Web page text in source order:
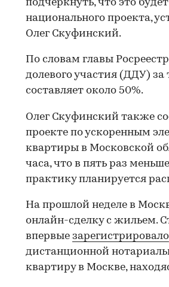
подчеркнуть, что это
национального проекта,
Олег Скуфинский.
По словам главы
долевого участия (ДДУ) за
составляет около 50%.
Олег Скуфинский также
проекте по ускоренным
квартиры в Московской
часа, что в пять раз
практику планируется
На прошлой неделе в
онлайн-сделку с жильем.
впервые зарегистрировало
дистанционной
квартиру в Москве,